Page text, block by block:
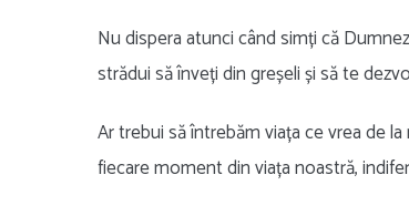
Nu dispera atunci când simți că
strădui să înveți din greșeli și să te
Ar trebui să întrebăm viața ce vrea de
fiecare moment din viața noastră,